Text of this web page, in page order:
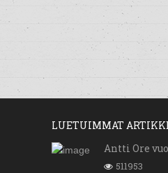
LUETUIMMAT
Antti Ore
511953